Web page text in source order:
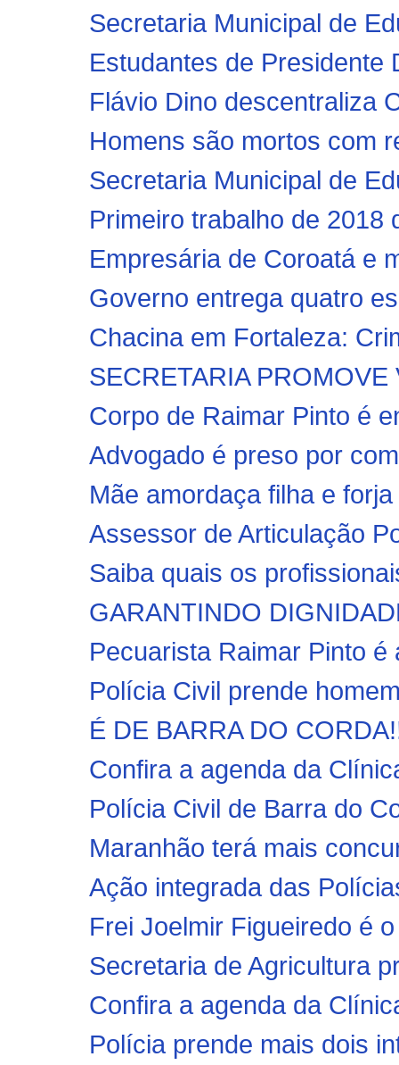
Secretaria Municipal de
Estudantes de Presidente
Flávio Dino descentraliza
Homens são mortos com
Secretaria Municipal de
Primeiro trabalho de 2018
Empresária de Coroatá e
Governo entrega quatro
Chacina em Fortaleza:
SECRETARIA
Corpo de Raimar Pinto é
Advogado é preso por
Mãe amordaça filha e
Assessor de Articulação
Saiba quais os
GARANTINDO
Pecuarista Raimar Pinto
Polícia Civil prende
É DE BARRA DO
Confira a agenda da
Polícia Civil de Barra do
Maranhão terá mais
Ação integrada das
Frei Joelmir Figueiredo é
Secretaria de Agricultura
Confira a agenda da
Polícia prende mais dois